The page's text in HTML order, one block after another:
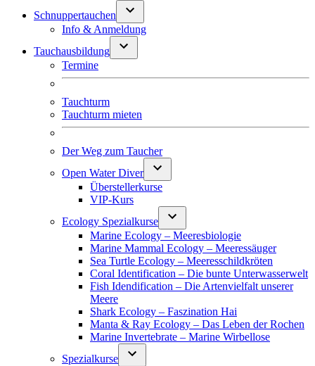
Schnuppertauchen
Info & Anmeldung
Tauchausbildung
Termine
Tauchturm
Tauchturm mieten
Der Weg zum Taucher
Open Water Diver
Überstellerkurse
VIP-Kurs
Ecology Spezialkurse
Marine Ecology – Meeresbiologie
Marine Mammal Ecology – Meeressäuger
Sea Turtle Ecology – Meeresschildkröten
Coral Identification – Die bunte Unterwasserwelt
Fish Idendification – Die Artenvielfalt unserer
Meere
Shark Ecology – Faszination Hai
Manta & Ray Ecology – Das Leben der Rochen
Marine Invertebrate – Marine Wirbellose
Spezialkurse